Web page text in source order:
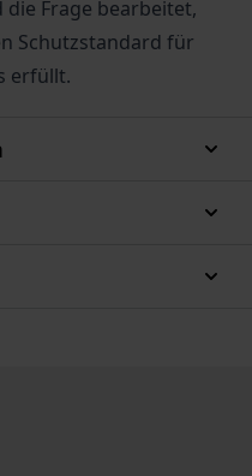
Frage bearbeitet,
Schutzstandard für
erfüllt.